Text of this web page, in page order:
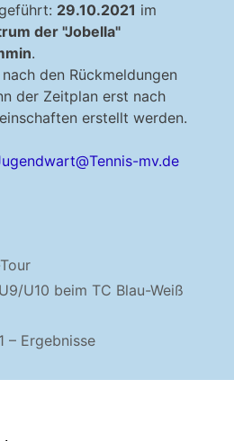
29.10.2021 im
der "Jobella"
.
den Rückmeldungen
der Zeitplan erst nach
erstellt werden.
mv.de
U10 beim TC Blau-Weiß
– Ergebnisse